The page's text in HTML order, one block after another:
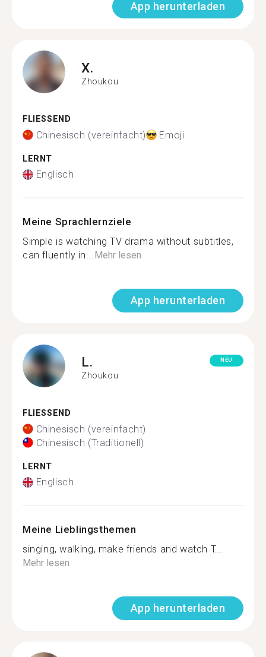
App herunterladen
X.
Zhoukou
FLIESSEND
Chinesisch (vereinfacht) Emoji
LERNT
Englisch
Meine Sprachlernziele
Simple is watching TV drama without subtitles,
can fluently in...Mehr lesen
App herunterladen
L.
Zhoukou
NEU
FLIESSEND
Chinesisch (vereinfacht)
Chinesisch (Traditionell)
LERNT
Englisch
Meine Lieblingsthemen
singing, walking, make friends and watch T...
Mehr lesen
App herunterladen